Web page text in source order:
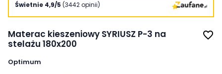
Świetnie 4,9/5 (3442 opinii)
Materac kieszeniowy SYRIUSZ P-3 na
stelażu 180x200
favorite_border
Optimum